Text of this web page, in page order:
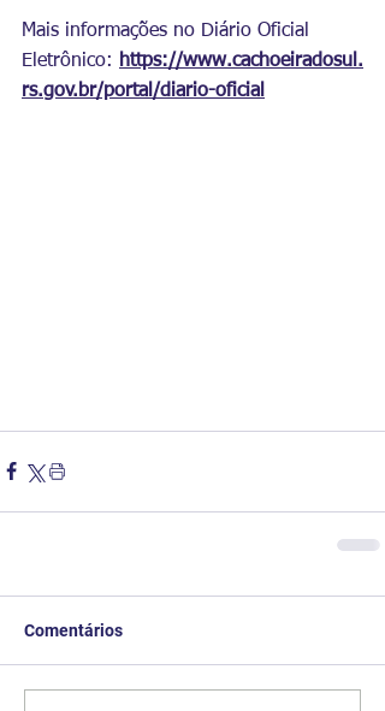
Mais informações no Diário Oficial
Eletrônico:
https://www.cachoeiradosul.
rs.gov.br/portal/diario-oficial
Comentários